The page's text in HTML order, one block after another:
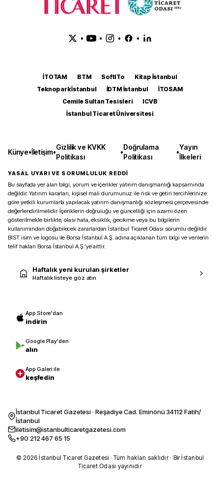
• • • •
İTOTAM BTM SoftITo
Kitap İstanbul
Teknopark İstanbul
İDTM İstanbul
İTOSAM
Cemile Sultan Tesisleri
ICVB
İstanbul Ticaret Üniversitesi
Künye•İletişim•
Gizlilik ve KVKK
Politikası
•
Doğrulama
Politikası
•
Yayın
İlkeleri
YASAL UYARI VE SORUMLULUK REDDİ
Bu sayfada yer alan bilgi, yorum ve içerikler yatırım danışmanlığı kapsamında
değildir. Yatırım kararları, kişisel mali durumunuz ile risk ve getiri tercihlerinize
göre yetkili kurumlarla yapılacak yatırım danışmanlığı sözleşmesi çerçevesinde
değerlendirilmelidir. İçeriklerin doğruluğu ve güncelliği için azami özen
gösterilmekle birlikte, olası hata, eksiklik, gecikme veya bu bilgilerin
kullanımından doğabilecek zararlardan İstanbul Ticaret Odası sorumlu değildir.
BIST isim ve logosu ile Borsa İstanbul A.Ş. adına açıklanan tüm bilgi ve verilerin
telif hakları Borsa İstanbul A.Ş.’ye aittir.
Haftalık yeni kurulan şirketler
Haftalık listeye göz atın
App Store'dan
indirin
Google Play'den
alın
App Galeri ile
keşfedin
İstanbul Ticaret Gazetesi · Reşadiye Cad. Eminönü 34112 Fatih/
İstanbul
iletisim@istanbulticaretgazetesi.com
+90 212 467 65 15
© 2026 İstanbul Ticaret Gazetesi · Tüm hakları saklıdır · Bir İstanbul
Ticaret Odası yayınıdır